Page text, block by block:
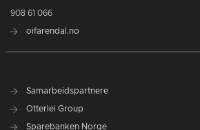
908 61 066
oifarendal.no
Samarbeidspartnere
Otterlei Group
Sparebanken Norge